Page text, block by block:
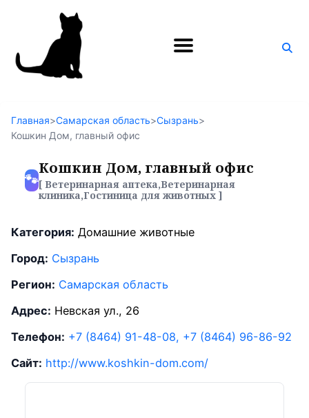
Поиск
Главная>Самарская область>Сызрань>
Кошкин Дом, главный офис
🐾
Кошкин Дом, главный офис
[ Ветеринарная аптека,Ветеринарная
клиника,Гостиница для животных ]
Категория: Домашние животные
Город: Сызрань
Регион: Самарская область
Адрес: Невская ул., 26
Телефон: +7 (8464) 91-48-08, +7 (8464) 96-86-92
Сайт: http://www.koshkin-dom.com/